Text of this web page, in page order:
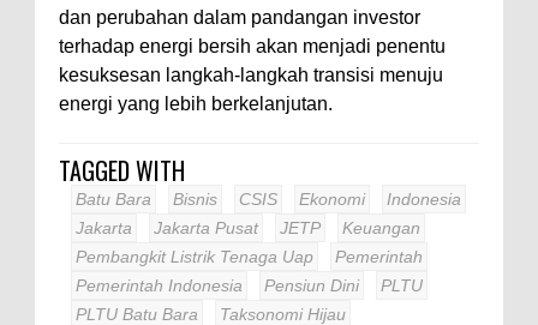
dan perubahan dalam pandangan investor
terhadap energi bersih akan menjadi penentu
kesuksesan langkah-langkah transisi menuju
energi yang lebih berkelanjutan.
TAGGED WITH
Batu Bara Bisnis CSIS Ekonomi
Indonesia
Jakarta
Jakarta Pusat JETP
Keuangan
Pembangkit Listrik Tenaga Uap
Pemerintah
Pemerintah Indonesia
Pensiun Dini
PLTU
PLTU Batu Bara
Taksonomi Hijau